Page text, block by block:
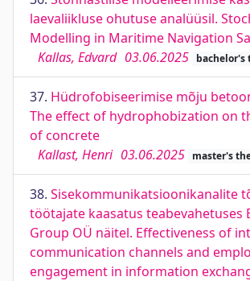
laevaliikluse ohutuse analüüsil.
Modelling in Maritime Navigation
Kallas, Edvard 03.06.2025 bachelor's
37. Hüdrofobiseerimise mõju
The effect of hydrophobization on
of concrete
Kallast, Henri 03.06.2025 master's
38. Sisekommunikatsioonikanalite
töötajate kaasatus teabevahetuses
Group OÜ näitel. Effectiveness of
communication channels and
engagement in information